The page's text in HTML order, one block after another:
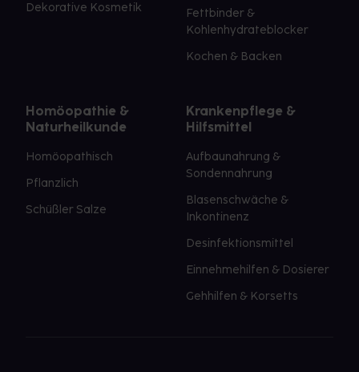
Dekorative Kosmetik
Fettbinder &
Kohlenhydrateblocker
Kochen & Backen
Homöopathie &
Naturheilkunde
Homöopathisch
Pflanzlich
Schüßler Salze
Krankenpflege &
Hilfsmittel
Aufbaunahrung &
Sondennahrung
Blasenschwäche &
Inkontinenz
Desinfektionsmittel
Einnehmehilfen & Dosierer
Gehhilfen & Korsetts